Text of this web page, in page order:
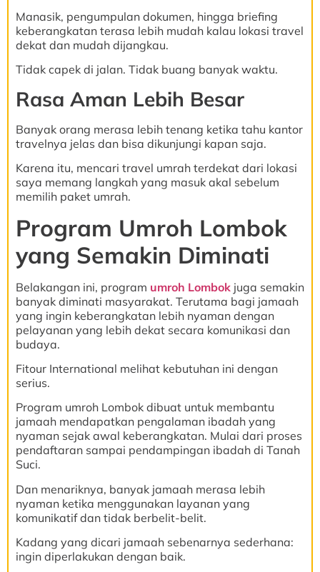
Manasik, pengumpulan dokumen, hingga briefing
keberangkatan terasa lebih mudah kalau lokasi travel
dekat dan mudah dijangkau.
Tidak capek di jalan. Tidak buang banyak waktu.
Rasa Aman Lebih Besar
Banyak orang merasa lebih tenang ketika tahu kantor
travelnya jelas dan bisa dikunjungi kapan saja.
Karena itu, mencari travel umrah terdekat dari lokasi
saya memang langkah yang masuk akal sebelum
memilih paket umrah.
Program Umroh Lombok
yang Semakin Diminati
Belakangan ini, program umroh Lombok juga semakin
banyak diminati masyarakat. Terutama bagi jamaah
yang ingin keberangkatan lebih nyaman dengan
pelayanan yang lebih dekat secara komunikasi dan
budaya.
Fitour International melihat kebutuhan ini dengan
serius.
Program umroh Lombok dibuat untuk membantu
jamaah mendapatkan pengalaman ibadah yang
nyaman sejak awal keberangkatan. Mulai dari proses
pendaftaran sampai pendampingan ibadah di Tanah
Suci.
Dan menariknya, banyak jamaah merasa lebih
nyaman ketika menggunakan layanan yang
komunikatif dan tidak berbelit-belit.
Kadang yang dicari jamaah sebenarnya sederhana:
ingin diperlakukan dengan baik.